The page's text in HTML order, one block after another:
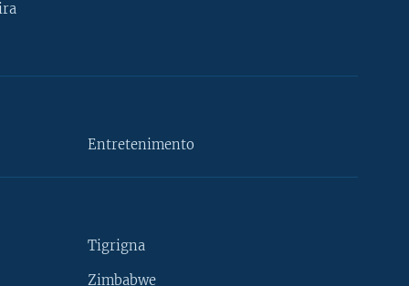
Entretenimento
Tigrigna
Zimbabwe